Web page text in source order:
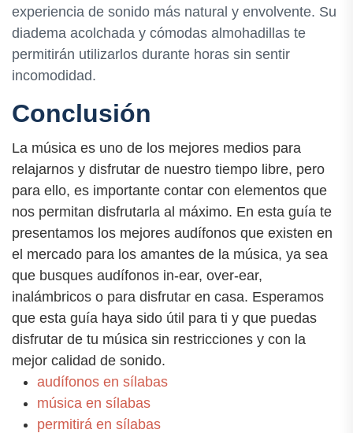
experiencia de sonido más natural y envolvente. Su
diadema acolchada y cómodas almohadillas te
permitirán utilizarlos durante horas sin sentir
incomodidad.
Conclusión
La música es uno de los mejores medios para
relajarnos y disfrutar de nuestro tiempo libre, pero
para ello, es importante contar con elementos que
nos permitan disfrutarla al máximo. En esta guía te
presentamos los mejores audífonos que existen en
el mercado para los amantes de la música, ya sea
que busques audífonos in-ear, over-ear,
inalámbricos o para disfrutar en casa. Esperamos
que esta guía haya sido útil para ti y que puedas
disfrutar de tu música sin restricciones y con la
mejor calidad de sonido.
audífonos en sílabas
música en sílabas
permitirá en sílabas